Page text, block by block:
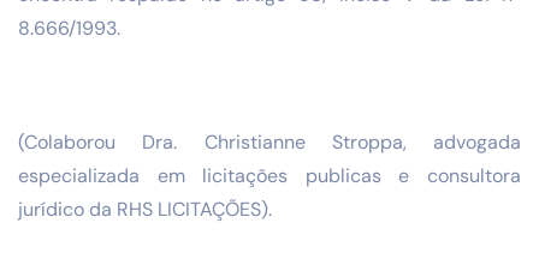
8.666/1993.
(Colaborou Dra. Christianne Stroppa, advogada
especializada em licitações publicas e consultora
jurídico da RHS LICITAÇÕES).